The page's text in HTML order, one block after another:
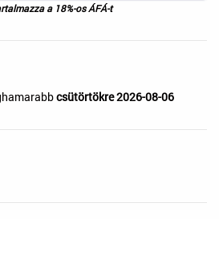
a 18%-os ÁFÁ-t
csütörtökre 2026-08-06